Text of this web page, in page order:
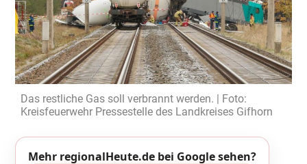
Das restliche Gas soll verbrannt werden. | Foto:
Kreisfeuerwehr Pressestelle des Landkreises Gifhorn
Mehr regionalHeute.de bei Google sehen?